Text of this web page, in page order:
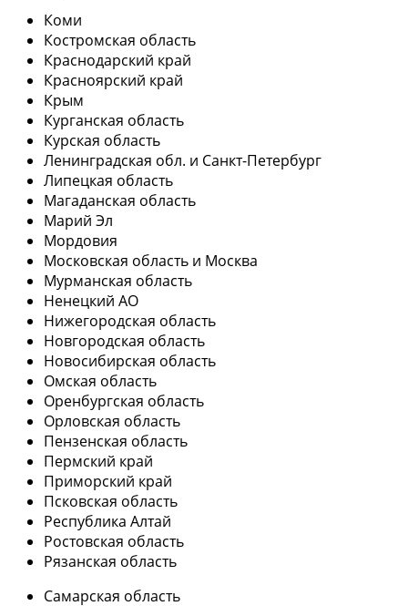
Коми
Костромская область
Краснодарский край
Красноярский край
Крым
Курганская область
Курская область
Ленинградская обл. и Санкт-Петербург
Липецкая область
Магаданская область
Марий Эл
Мордовия
Московская область и Москва
Мурманская область
Ненецкий АО
Нижегородская область
Новгородская область
Новосибирская область
Омская область
Оренбургская область
Орловская область
Пензенская область
Пермский край
Приморский край
Псковская область
Республика Алтай
Ростовская область
Рязанская область
Самарская область